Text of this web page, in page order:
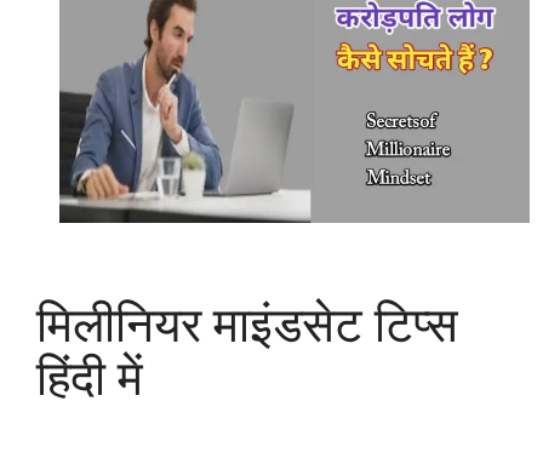
मिलीनियर माइंडसेट टिप्स
हिंदी में